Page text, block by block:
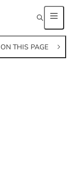
ON THIS PAGE